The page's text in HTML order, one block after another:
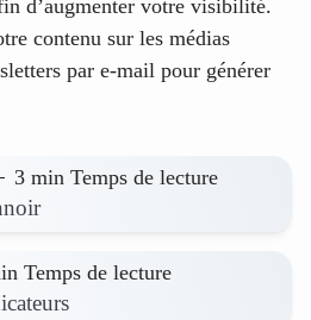
d’augmenter votre visibilité.
contenu sur les médias
par e-mail pour générer
3 min Temps de lecture
Temps de lecture